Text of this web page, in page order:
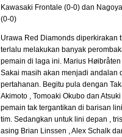
Kawasaki Frontale (0-0) dan
(0-0)
Urawa Red Diamonds diperkirakan
terlalu melakukan banyak
pemain di laga ini. Marius
Sakai masih akan menjadi andalan
pertahanan. Begitu pula dengan
Akimoto , Tomoaki Okubo dan
pemain tak tergantikan di barisan
tim. Sedangkan untuk lini depan ,
asing Brian Linssen , Alex Schalk